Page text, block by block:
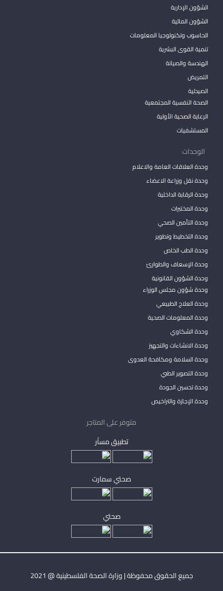
الشؤون الإدارية
الشؤون المالية
الحاسوب وتكنولوجيا المعلومات
تنمية القوى البشرية
الهندسة والصيانة
التمريض
الصيدلية
الصحة النفسية المجتمعية
الرعاية الصحية الأولية
المستشفيات
الوحدات
وحدة العلاقات العامة والاعلام
وحدة نقل وزراعة الاعضاء
وحدة الرقابة الداخلية
وحدة المختبرات
وحدة التأمين الصحي
وحدة التخطيط وتطوير
وحدة الطب الخاص
وحدة الإسعاف والطوارئ
وحدة الشؤون القانونية
وحدة شؤون مجلس الوزراء
وحدة العلاج الطبيعي
وحدة المعلومات الصحية
وحدة الشكاوي
وحدة الانشاءات والتجهيز
وحدة السلامة ومكافحة العدوى
وحدة التصوير الطبي
وحدة تحسين الجودة
وحدة الإجازة والتراخيص
متوفر على المتاجر
تطبيق مساْر
صحتي سمارت
صحتي
جميع الحقوق محفوظة | وزارة الصحة الفلسطينية @ 2021